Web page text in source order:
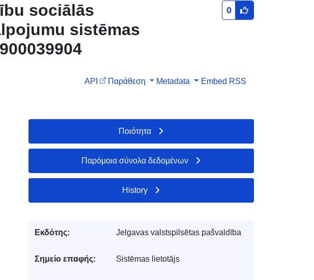
sociālās
sistēmas
0
API Παράθεση Metadata Embed RSS
Ποιότητα
Παρόμοια σύνολα δεδομένων
History
Εκδότης: Jelgavas valstspilsētas pašvaldība
Σημείο επαφής: Sistēmas lietotājs